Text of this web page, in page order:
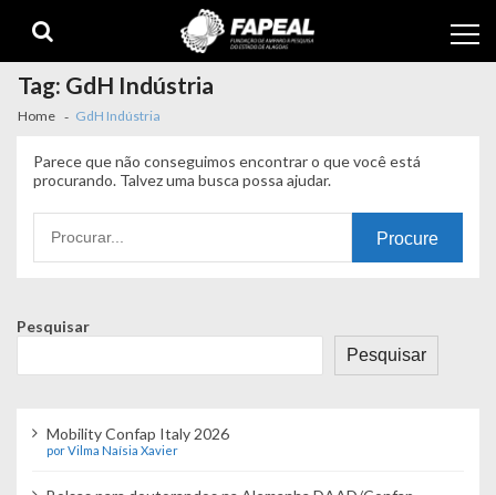
navigation
content
Tag: GdH Indústria
Home GdH Indústria
Parece que não conseguimos encontrar o que você está
procurando. Talvez uma busca possa ajudar.
por:
Pesquisar
Pesquisar
Mobility Confap Italy 2026
por Vilma Naísia Xavier